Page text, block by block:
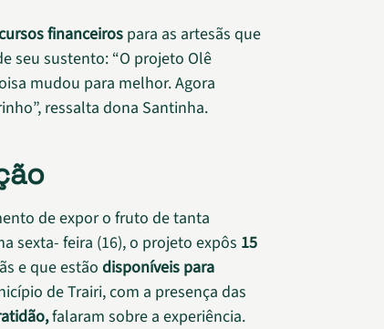
financeiros para as artesãs que
seu sustento: “O projeto Olê
mudou para melhor. Agora
ressalta dona Santinha.
de expor o fruto de tanta
sexta- feira (16), o projeto expôs 15
e que estão disponíveis para
de Trairi, com a presença das
falaram sobre a experiência.